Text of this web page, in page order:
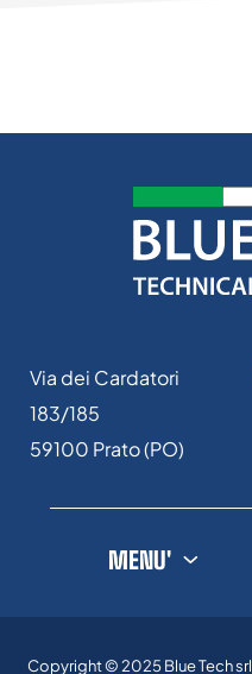
Via dei Cardatori
183/185
59100 Prato (PO)
MENU'
Copyright © 2025Blue Tech srl